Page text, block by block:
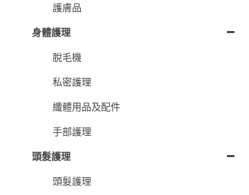
護膚品
身體護理
脫毛機
私密護理
纖體用品及配件
手部護理
頭髮護理
頭髮護理